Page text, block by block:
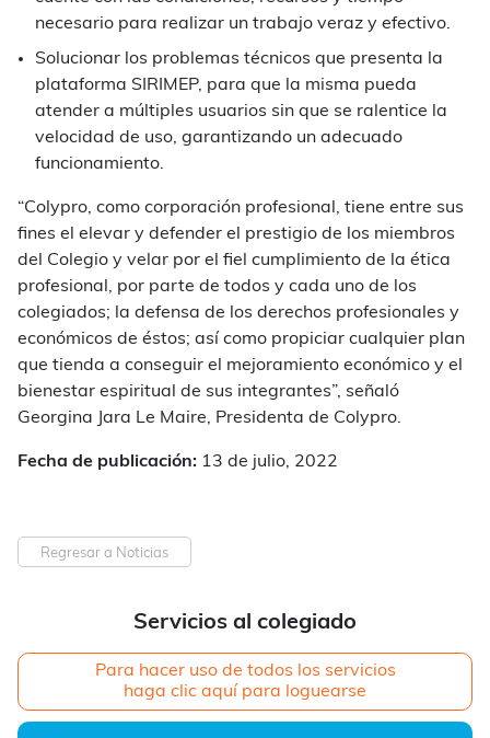
Servicios al colegiado
Para hacer uso de todos los servicios
haga clic aquí para loguearse
necesario para realizar un trabajo veraz y efectivo.
Solucionar los problemas técnicos que presenta la
plataforma SIRIMEP, para que la misma pueda
atender a múltiples usuarios sin que se ralentice la
velocidad de uso, garantizando un adecuado
funcionamiento.
“Colypro, como corporación profesional, tiene entre sus
fines el elevar y defender el prestigio de los miembros
del Colegio y velar por el fiel cumplimiento de la ética
profesional, por parte de todos y cada uno de los
colegiados; la defensa de los derechos profesionales y
económicos de éstos; así como propiciar cualquier plan
que tienda a conseguir el mejoramiento económico y el
bienestar espiritual de sus integrantes”, señaló
Georgina Jara Le Maire, Presidenta de Colypro.
Fecha de publicación: 13 de julio, 2022
Regresar a Noticias